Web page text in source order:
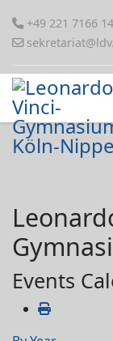
+49 221 7166
Events